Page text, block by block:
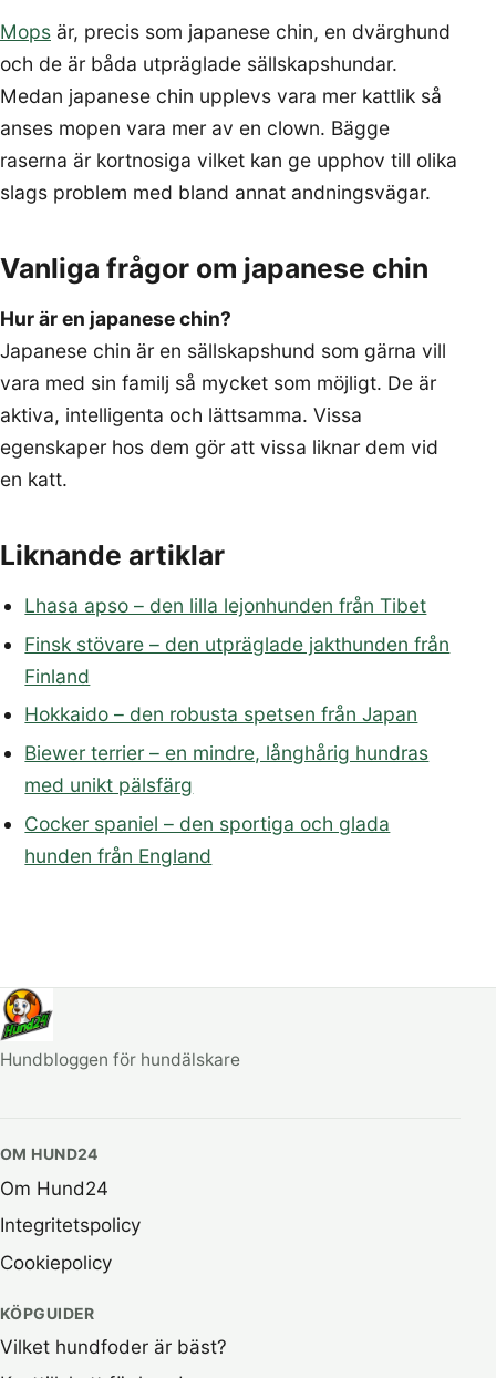
Mops är, precis som japanese chin, en dvärghund
och de är båda utpräglade sällskapshundar.
Medan japanese chin upplevs vara mer kattlik så
anses mopen vara mer av en clown. Bägge
raserna är kortnosiga vilket kan ge upphov till olika
slags problem med bland annat andningsvägar.
Vanliga frågor om japanese chin
Hur är en japanese chin?
Japanese chin är en sällskapshund som gärna vill
vara med sin familj så mycket som möjligt. De är
aktiva, intelligenta och lättsamma. Vissa
egenskaper hos dem gör att vissa liknar dem vid
en katt.
Liknande artiklar
Lhasa apso – den lilla lejonhunden från Tibet
Finsk stövare – den utpräglade jakthunden från
Finland
Hokkaido – den robusta spetsen från Japan
Biewer terrier – en mindre, långhårig hundras
med unikt pälsfärg
Cocker spaniel – den sportiga och glada
hunden från England
Hundbloggen för hundälskare
OM HUND24
Om Hund24
Integritetspolicy
Cookiepolicy
KÖPGUIDER
Vilket hundfoder är bäst?